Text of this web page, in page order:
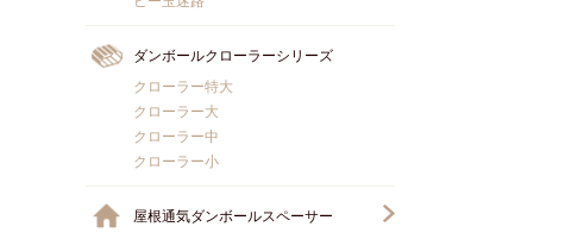
ダンボールクローラーシリーズ
クローラー特大
クローラー大
クローラー中
クローラー小
屋根通気ダンボールスペーサー